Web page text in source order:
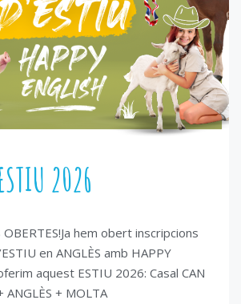
2026
OBERTES!Ja hem obert inscripcions
en ANGLÈS amb HAPPY
aquest ESTIU 2026: Casal CAN
ANGLÈS + MOLTA